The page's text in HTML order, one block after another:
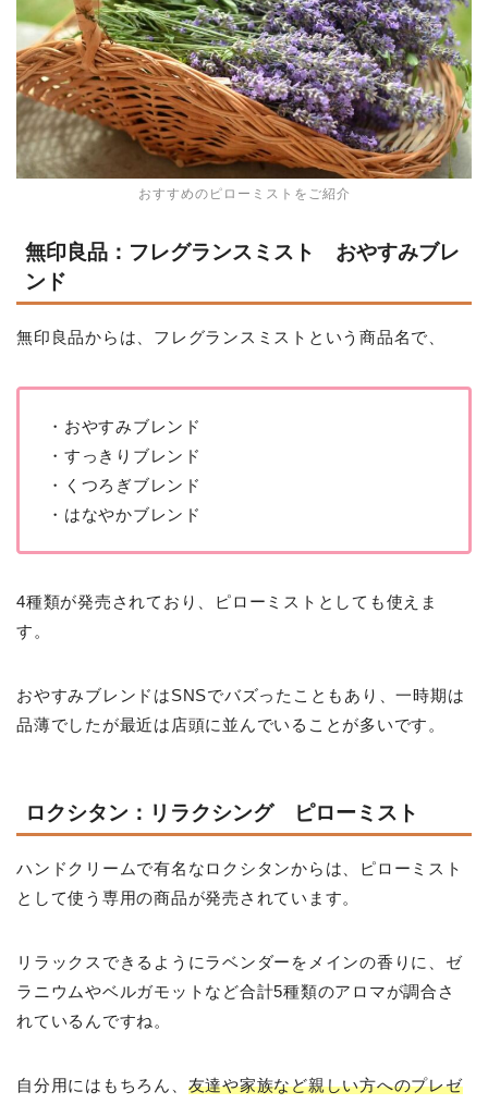
おすすめのピローミストをご紹介
無印良品：フレグランスミスト おやすみブレ
ンド
無印良品からは、フレグランスミストという商品名で、
・おやすみブレンド
・すっきりブレンド
・くつろぎブレンド
・はなやかブレンド
4種類が発売されており、ピローミストとしても使えま
す。
おやすみブレンドはSNSでバズったこともあり、一時期は
品薄でしたが最近は店頭に並んでいることが多いです。
ロクシタン：リラクシング ピローミスト
ハンドクリームで有名なロクシタンからは、ピローミスト
として使う専用の商品が発売されています。
リラックスできるようにラベンダーをメインの香りに、ゼ
ラニウムやベルガモットなど合計5種類のアロマが調合さ
れているんですね。
自分用にはもちろん、 友達や家族など親しい方へのプレゼ